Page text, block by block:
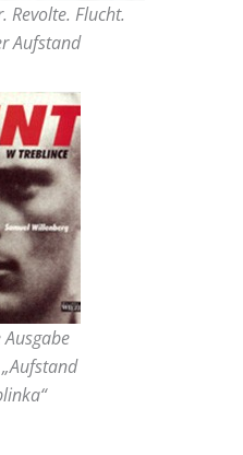
Revolte. Flucht.
Aufstand